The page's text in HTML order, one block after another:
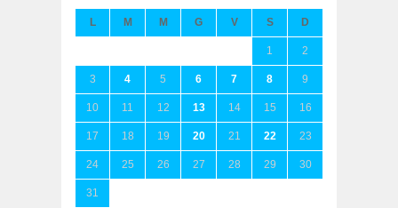
L M M G V S D
1 2
3 4 5 6 7 8 9
10 11 12 13 14 15 16
17 18 19 20 21 22 23
24 25 26 27 28 29 30
31